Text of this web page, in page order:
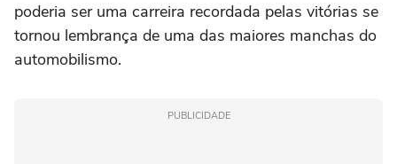
poderia ser uma carreira recordada pelas vitórias se
tornou lembrança de uma das maiores manchas do
automobilismo.
PUBLICIDADE